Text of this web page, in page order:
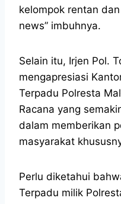
kelompok rentan
news” imbuhnya.
Selain itu, Irjen Pol.
mengapresiasi
Terpadu Polresta
Racana yang
dalam memberikan
masyarakat
Perlu diketahui
Terpadu milik